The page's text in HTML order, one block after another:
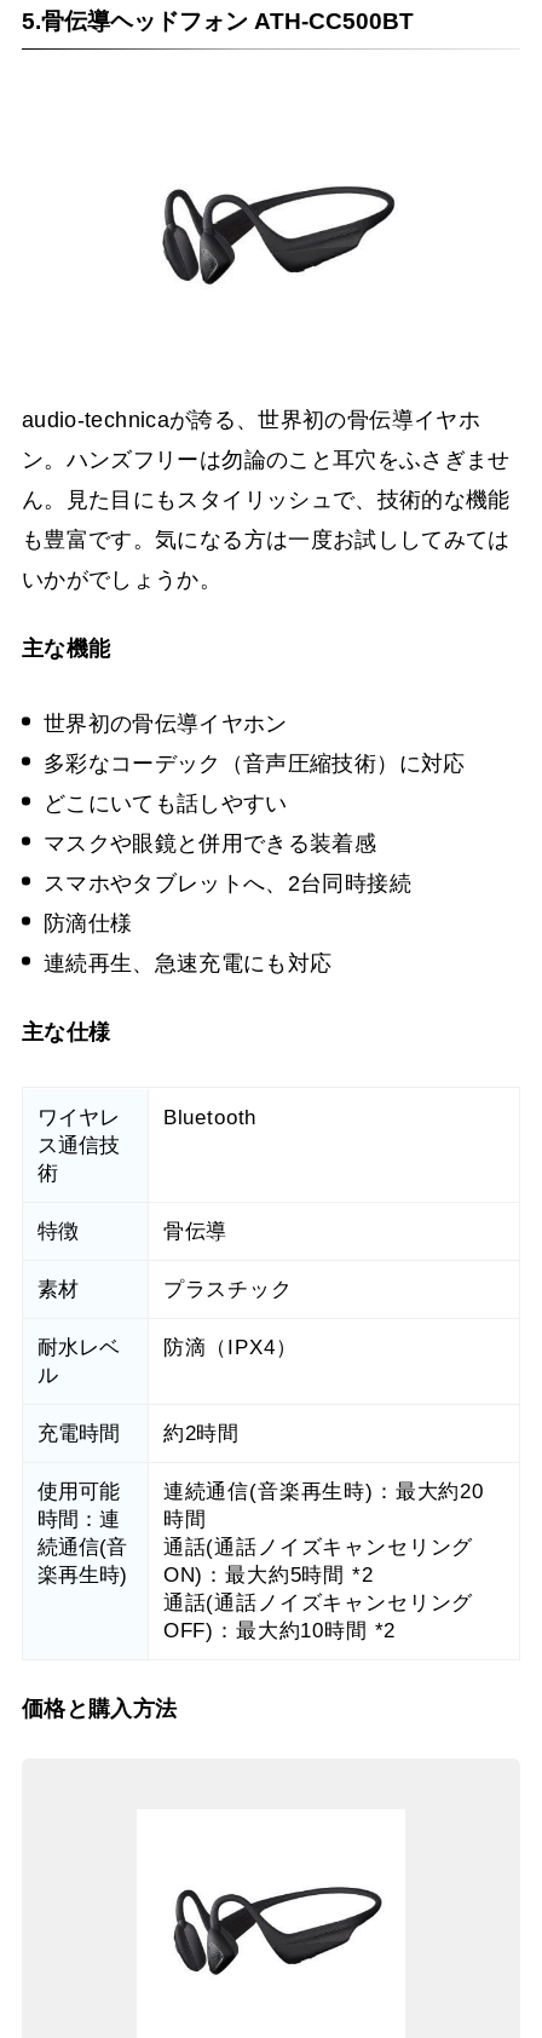
5.骨伝導ヘッドフォン ATH-CC500BT
audio-technicaが誇る、世界初の骨伝導イヤホ
ン。ハンズフリーは勿論のこと耳穴をふさぎませ
ん。見た目にもスタイリッシュで、技術的な機能
も豊富です。気になる方は一度お試ししてみては
いかがでしょうか。
主な機能
世界初の骨伝導イヤホン
多彩なコーデック（音声圧縮技術）に対応
どこにいても話しやすい
マスクや眼鏡と併用できる装着感
スマホやタブレットへ、2台同時接続
防滴仕様
連続再生、急速充電にも対応
主な仕様
ワイヤレ
ス通信技
術
Bluetooth
特徴 骨伝導
素材 プラスチック
耐水レベ
ル
防滴（IPX4）
充電時間 約2時間
使用可能
時間：連
続通信(音
楽再生時)
連続通信(音楽再生時)：最大約20
時間
通話(通話ノイズキャンセリング
ON)：最大約5時間 *2
通話(通話ノイズキャンセリング
OFF)：最大約10時間 *2
価格と購入方法